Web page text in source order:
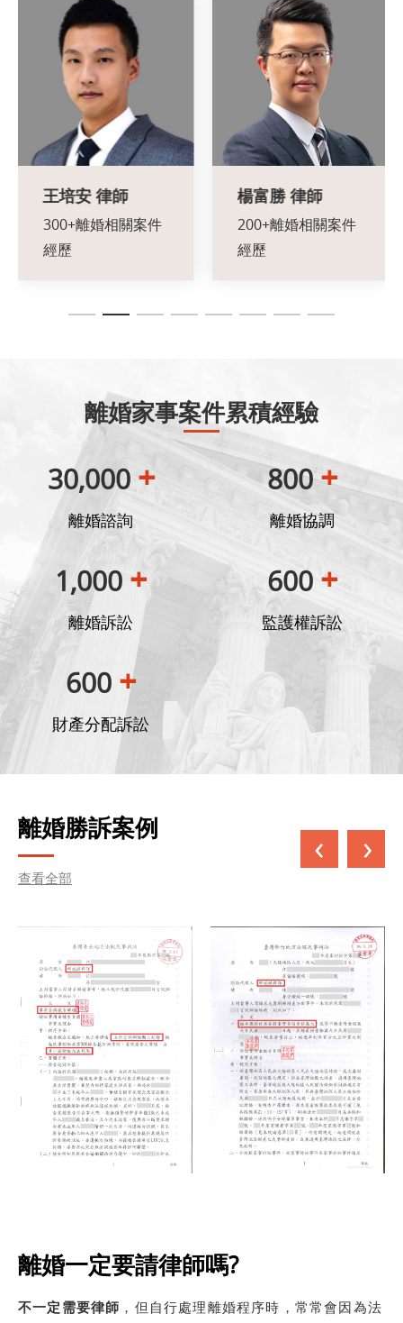
楊富勝律師
200+離婚相關案件
經歷
李佳純律師
100+離婚相關案件
經歷
離婚家事案件累積經驗
30,000 +
離婚諮詢
800 +
離婚協調
1,000 +
離婚訴訟
600 +
監護權訴訟
600 +
財產分配訴訟
離婚勝訴案例
查看全部
離婚一定要請律師嗎?
不一定需要律師 ，但自行處理離婚程序時，常常會因為法